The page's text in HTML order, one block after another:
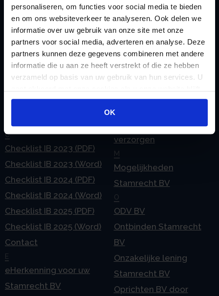
personaliseren, om functies voor social media te bieden
en om ons websiteverkeer te analyseren. Ook delen we
informatie over uw gebruik van onze site met onze
partners voor social media, adverteren en analyse. Deze
partners kunnen deze gegevens combineren met andere
informatie die u aan ze heeft verstrekt of die ze hebben
verzameld op basis van uw gebruik van hun services. U
gebruiken.
OK
Handige links
Afkoop Stamrecht
Belastingdienst
C
Checklist IB 2023 (PDF)
Checklist IB 2023 (Word)
Checklist IB 2024 (PDF)
Checklist IB 2024 (Word)
Checklist IB 2025 (PDF)
Checklist IB 2025 (Word)
Contact
E
eHerkenning voor uw
Stamrecht BV
Jaarstukken opstellen
L
Lenen van de BV
Lijfrente BV
Liquidatie Pensioen BV
Loonadministratie
verzorgen
M
Mogelijkheden
Stamrecht BV
O
ODV BV
Ontbinden Stamrecht
BV
Onzakelijke lening
Stamrecht BV
Oprichten BV door